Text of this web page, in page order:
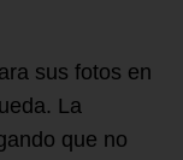
sus fotos en
La
que no